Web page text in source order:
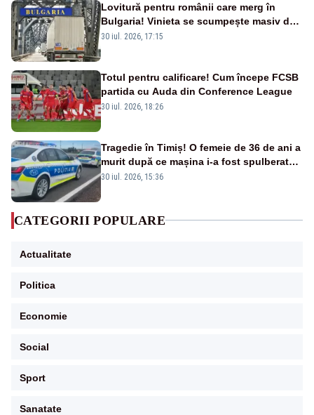
Lovitură pentru românii care merg în
Bulgaria! Vinieta se scumpește masiv de
la 1 august
30 iul. 2026, 17:15
Totul pentru calificare! Cum începe FCSB
partida cu Auda din Conference League
30 iul. 2026, 18:26
Tragedie în Timiș! O femeie de 36 de ani a
murit după ce mașina i-a fost spulberată
de tren
30 iul. 2026, 15:36
CATEGORII POPULARE
Actualitate
Politica
Economie
Social
Sport
Sanatate